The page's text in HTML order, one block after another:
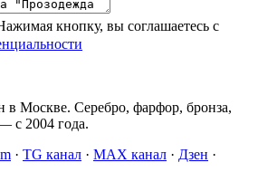
кнопку, вы соглашаетесь с
в Москве. Серебро, фарфор, бронза,
с 2004 года.
· TG канал · MAX канал · Дзен ·